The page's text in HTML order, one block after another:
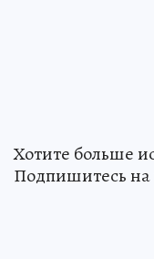
Хотите больше
Подпишитесь